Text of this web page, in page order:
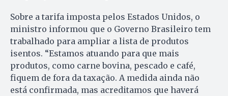
Sobre a tarifa imposta pelos Estados Unidos, o
ministro informou que o Governo Brasileiro tem
trabalhado para ampliar a lista de produtos
isentos. “Estamos atuando para que mais
produtos, como carne bovina, pescado e café,
fiquem de fora da taxação. A medida ainda não
está confirmada, mas acreditamos que haverá